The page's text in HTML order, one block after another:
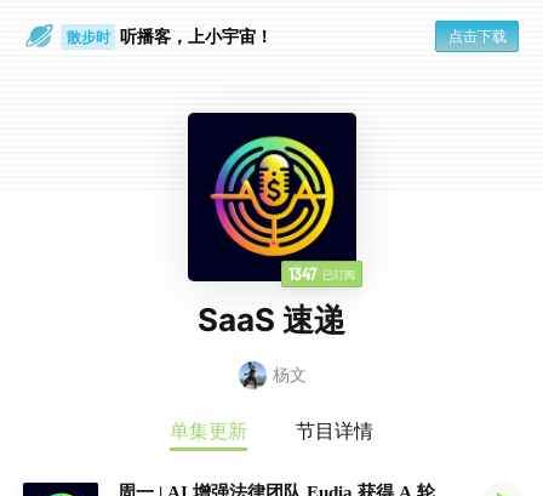
散步时 听播客，上小宇宙！ 点击下载
1347 已订阅
SaaS 速递
杨文
单集更新 节目详情
周一 | AI 增强法律团队 Eudia 获得 A 轮